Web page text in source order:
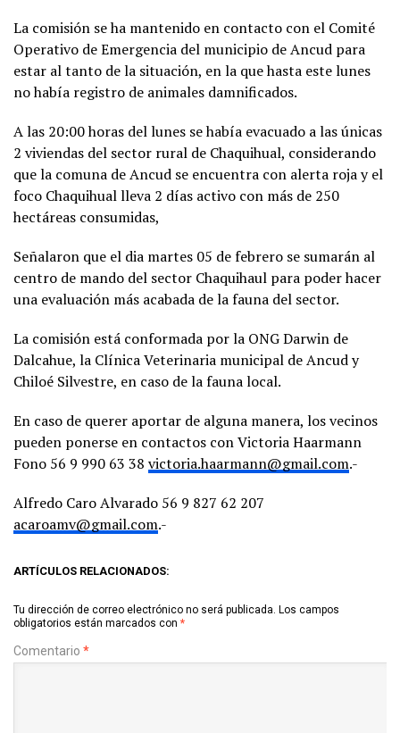
La comisión se ha mantenido en contacto con el Comité
Operativo de Emergencia del municipio de Ancud para
estar al tanto de la situación, en la que hasta este lunes
no había registro de animales damnificados.
A las 20:00 horas del lunes se había evacuado a las únicas
2 viviendas del sector rural de Chaquihual, considerando
que la comuna de Ancud se encuentra con alerta roja y el
foco Chaquihual lleva 2 días activo con más de 250
hectáreas consumidas,
Señalaron que el dia martes 05 de febrero se sumarán al
centro de mando del sector Chaquihaul para poder hacer
una evaluación más acabada de la fauna del sector.
La comisión está conformada por la ONG Darwin de
Dalcahue, la Clínica Veterinaria municipal de Ancud y
Chiloé Silvestre, en caso de la fauna local.
En caso de querer aportar de alguna manera, los vecinos
pueden ponerse en contactos con Victoria Haarmann
Fono 56 9 990 63 38 victoria.haarmann@gmail.com.-
Alfredo Caro Alvarado 56 9 827 62 207
acaroamv@gmail.com.-
ARTÍCULOS RELACIONADOS:
Tu dirección de correo electrónico no será publicada. Los campos
obligatorios están marcados con *
Comentario *